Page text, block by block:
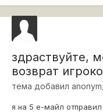
здраствуйте,
возврат
тема добавил
я на 5 е-майл